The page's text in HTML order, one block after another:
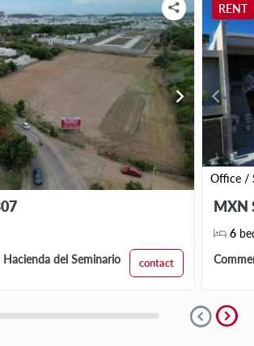
chevron_right
del Seminario
contact
RENT
Office /
chevron_left
MXN
6
expand_circle_downexpand_circle_right